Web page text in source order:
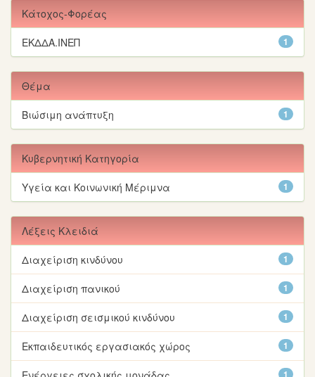
Κάτοχος-Φορέας
1
ΕΚΔΔΑ.ΙΝΕΠ
Θέμα
1
Βιώσιμη ανάπτυξη
Κυβερνητική Κατηγορία
1
Υγεία και Κοινωνική Μέριμνα
Λέξεις Κλειδιά
1
Διαχείριση κινδύνου
1
Διαχείριση πανικού
1
Διαχείριση σεισμικού κινδύνου
1
Εκπαιδευτικός εργασιακός χώρος
1